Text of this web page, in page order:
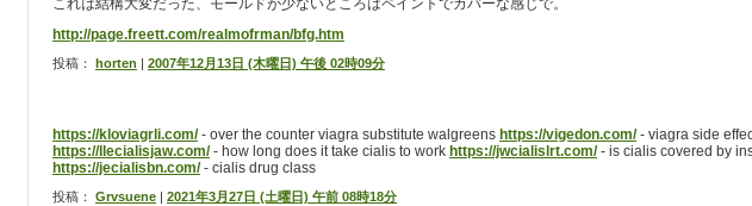
これは結構大変だった、モールドが少ないところはペイントでカバーな感じで。
http://page.freett.com/realmofrman/bfg.htm
投稿： horten | 2007年12月13日 (木曜日) 午後 02時09分
https://kloviagrli.com/- over the counter viagra substitute walgreens https://vigedon.com/- viagra side
https://llecialisjaw.com/- how long does it take cialis to work https://jwcialislrt.com/- is cialis covered by
https://jecialisbn.com/- cialis drug class
投稿： Grvsuene | 2021年3月27日 (土曜日) 午前 08時18分